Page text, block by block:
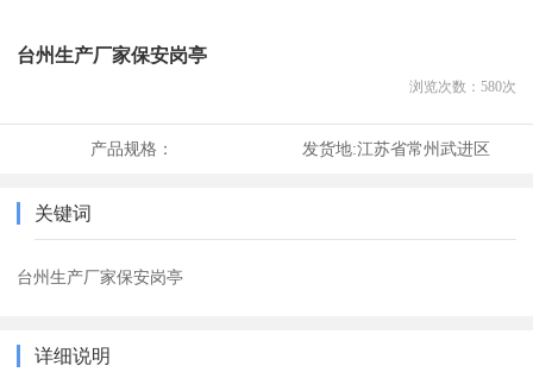
台州生产厂家保安岗亭
浏览次数： 580次
产品规格： 发货地:江苏省常州武进区
关键词
台州生产厂家保安岗亭
详细说明